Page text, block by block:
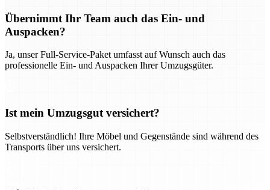
Übernimmt Ihr Team auch das Ein- und
Auspacken?
Ja, unser Full-Service-Paket umfasst auf Wunsch auch das
professionelle Ein- und Auspacken Ihrer Umzugsgüter.
Ist mein Umzugsgut versichert?
Selbstverständlich! Ihre Möbel und Gegenstände sind während des
Transports über uns versichert.